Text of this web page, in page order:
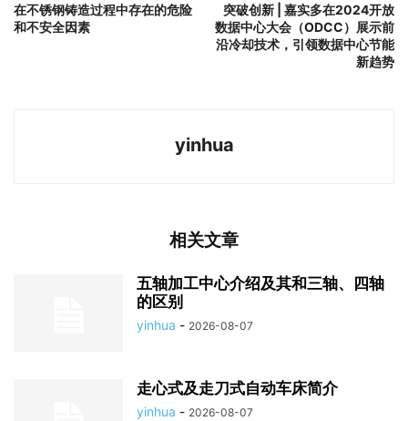
在不锈钢铸造过程中存在的危险
和不安全因素
突破创新 | 嘉实多在2024开放
数据中心大会（ODCC）展示前
沿冷却技术，引领数据中心节能
新趋势
yinhua
相关文章
五轴加工中心介绍及其和三轴、四轴
的区别
yinhua - 2026-08-07
走心式及走刀式自动车床简介
yinhua - 2026-08-07